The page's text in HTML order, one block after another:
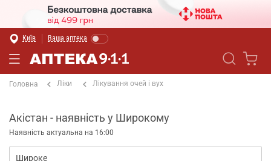
Київ Ваша аптека
Головна Ліки Лікування очей і вух
Акістан - наявність у Широкому
Наявність актуальна на 16:00